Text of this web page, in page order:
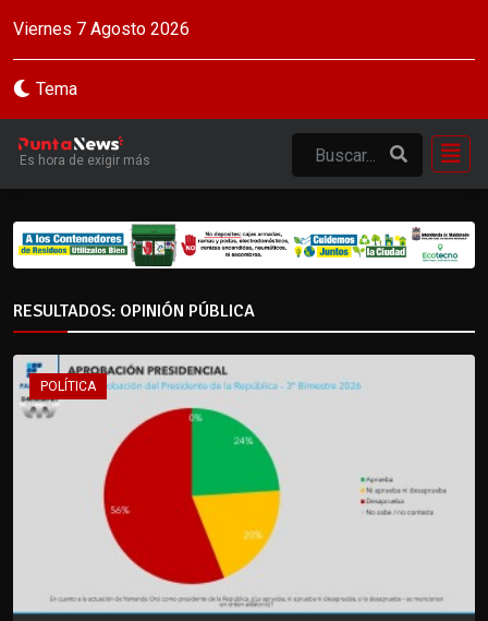
Viernes 7 Agosto 2026
Tema
Es hora de exigir más
RESULTADOS: OPINIÓN PÚBLICA
POLÍTICA